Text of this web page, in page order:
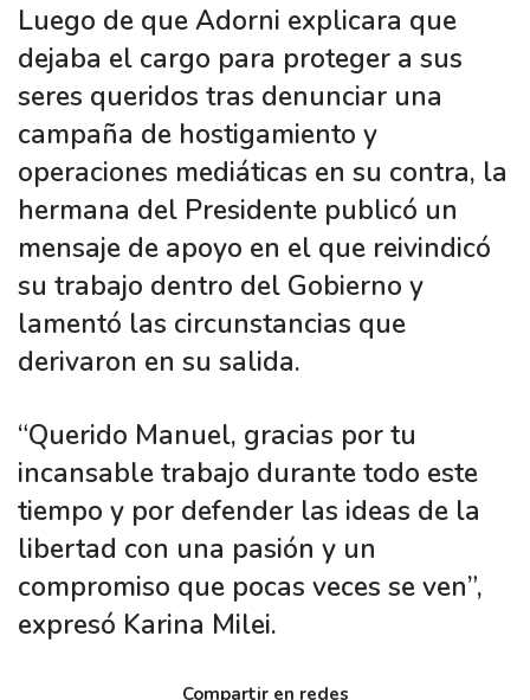
Luego de que Adorni explicara que
dejaba el cargo para proteger a sus
seres queridos tras denunciar una
campaña de hostigamiento y
operaciones mediáticas en su contra, la
hermana del Presidente publicó un
mensaje de apoyo en el que reivindicó
su trabajo dentro del Gobierno y
lamentó las circunstancias que
derivaron en su salida.
“Querido Manuel, gracias por tu
incansable trabajo durante todo este
tiempo y por defender las ideas de la
libertad con una pasión y un
compromiso que pocas veces se ven”,
expresó Karina Milei.
Compartir en redes